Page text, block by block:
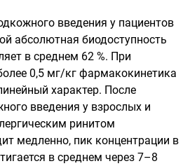
введения у пациентов
абсолютная биодоступность
в среднем 62 %. При
0,5 мг/кг фармакокинетика
характер. После
введения у взрослых и
ринитом
медленно, пик концентрации в
в среднем через 7–8